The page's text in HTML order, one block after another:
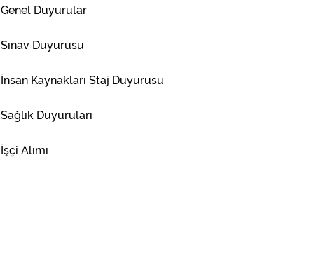
Genel Duyurular
Sınav Duyurusu
İnsan Kaynakları Staj Duyurusu
Sağlık Duyuruları
İşçi Alımı